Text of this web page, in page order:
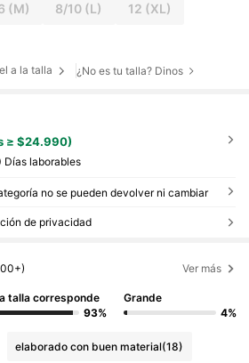
(M) 8/10 (L) 12 (XL)
a la talla ¿No es tu talla? Dinos
≥ $24.990)
Días laborables
no se pueden devolver ni cambiar
de privacidad
Ver más
talla corresponde
93%
Grande
4%
elaborado con buen material(18)